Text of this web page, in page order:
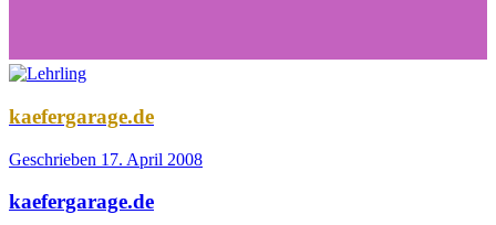
kaefergarage.de
Geschrieben 17. April 2008
kaefergarage.de